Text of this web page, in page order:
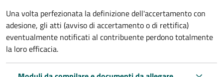
Una volta perfezionata la definizione dell'accertamento con
adesione, gli atti (avviso di accertamento o di rettifica)
eventualmente notificati al contribuente perdono totalmente
la loro efficacia.